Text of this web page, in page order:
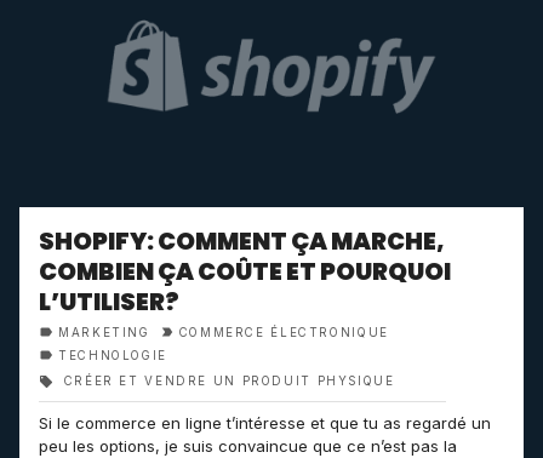
SHOPIFY: COMMENT ÇA MARCHE,
COMBIEN ÇA COÛTE ET POURQUOI
L’UTILISER?
MARKETING
COMMERCE ÉLECTRONIQUE
TECHNOLOGIE
CRÉER ET VENDRE UN PRODUIT PHYSIQUE
Si le commerce en ligne t’intéresse et que tu as regardé un
peu les options, je suis convaincue que ce n’est pas la